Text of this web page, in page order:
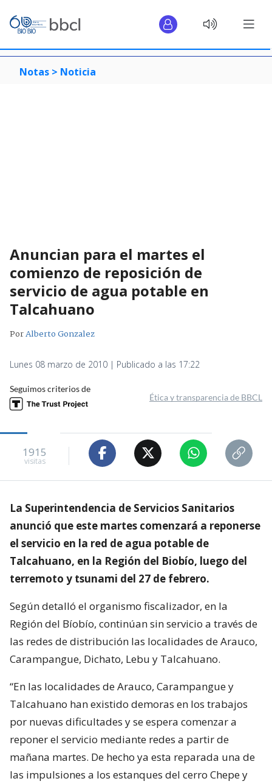
Notas > Noticia
Anuncian para el martes el
comienzo de reposición de
servicio de agua potable en
Talcahuano
PorAlberto Gonzalez
Lunes 08 marzo de 2010 | Publicado a las 17:22
Seguimos criterios de
Ética y transparencia de BBCL
1915
visitas
La Superintendencia de Servicios Sanitarios
anunció que este martes comenzará a reponerse
el servicio en la red de agua potable de
Talcahuano, en la Región del Biobío, luego del
terremoto y tsunami del 27 de febrero.
Según detalló el organismo fiscalizador, en la
Región del Bíobío, continúan sin servicio a través de
las redes de distribución las localidades de Arauco,
Carampangue, Dichato, Lebu y Talcahuano.
“En las localidades de Arauco, Carampangue y
Talcahuano han existido demoras en los trabajos
por nuevas dificultades y se espera comenzar a
reponer el servicio mediante redes a partir de
mañana martes. De hecho ya esta reparada una de
las impulsiones a los estanques del cerro Chepe y